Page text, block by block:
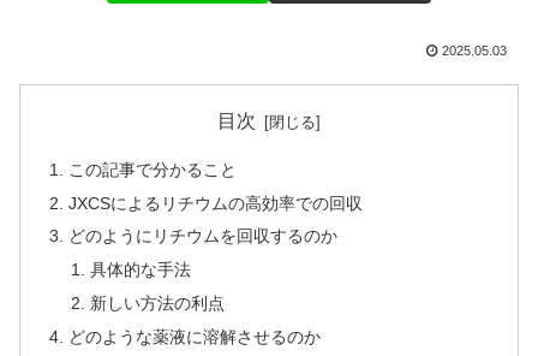
2025.05.03
目次
この記事で分かること
JXCSによるリチウムの高効率での回収
どのようにリチウムを回収するのか
具体的な手法
新しい方法の利点
どのような薬液に溶解させるのか